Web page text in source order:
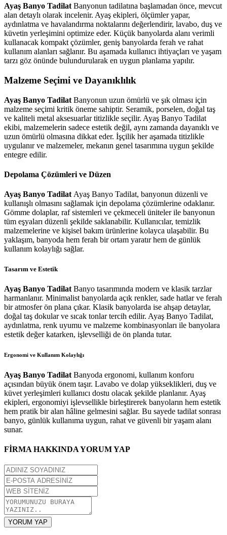
Ayaş Banyo TadilatBanyonun tadilatına başlamadan önce, mevcut
alan detaylı olarak incelenir. Ayaş ekipleri, ölçümler yapar,
aydınlatma ve havalandırma noktalarını değerlendirir, lavabo, duş ve
küvetin yerleşimini optimize eder. Küçük banyolarda alanı verimli
kullanacak kompakt çözümler, geniş banyolarda ferah ve rahat
kullanım alanları sağlanır. Bu aşamada kullanıcı ihtiyaçları ve yaşam
tarzı göz önünde bulundurularak en uygun planlama yapılır.
Malzeme Seçimi ve Dayanıklılık
Ayaş Banyo Tadilat Banyonun uzun ömürlü ve şık olması için
malzeme seçimi kritik öneme sahiptir. Seramik, porselen, doğal taş
ve kaliteli metal aksesuarlar titizlikle seçilir. Ayaş Banyo Tadilat
ekibi, malzemelerin sadece estetik değil, aynı zamanda dayanıklı ve
uzun ömürlü olmasına dikkat eder. İşçilik her aşamada titizlikle
uygulanır ve malzemeler, mekanın genel tasarımına uygun şekilde
entegre edilir.
Depolama Çözümleri ve Düzen
Ayaş Banyo Tadilat Ayaş Banyo Tadilat, banyonun düzenli ve
kullanışlı olmasını sağlamak için depolama çözümlerine odaklanır.
Gömme dolaplar, raf sistemleri ve çekmeceli üniteler ile banyonun
tüm eşyaları düzenli şekilde saklanabilir. Kullanıcılar, temizlik
malzemelerine ve kişisel bakım ürünlerine kolayca ulaşabilir. Bu
yaklaşım, banyoda hem ferah bir ortam yaratır hem de günlük
kullanım kolaylığı sağlar.
Tasarım ve Estetik
Ayaş Banyo Tadilat Banyo tasarımında modern ve klasik tarzlar
harmanlanır. Minimalist banyolarda açık renkler, sade hatlar ve ferah
bir atmosfer ön plana çıkar. Klasik banyolarda ise ahşap detaylar,
doğal taş dokular ve sıcak tonlar tercih edilir. Ayaş Banyo Tadilat,
aydınlatma, renk uyumu ve malzeme kombinasyonları ile banyolara
estetik değer katarken, işlevselliği de ön planda tutar.
Ergonomi ve Kullanım Kolaylığı
Ayaş Banyo Tadilat Banyoda ergonomi, kullanım konforu
açısından büyük önem taşır. Lavabo ve dolap yükseklikleri, duş ve
küvet yerleşimleri kullanıcı dostu olacak şekilde planlanır. Ayaş
ekipleri, ergonomiyi işlevsellikle birleştirerek banyoların hem estetik
hem pratik bir alan hâline gelmesini sağlar. Bu sayede tadilat sonrası
banyo, günlük kullanıma uygun, rahat ve güvenli bir yaşam alanı
sunar.
FİRMA HAKKINDA YORUM YAP
YORUM YAP